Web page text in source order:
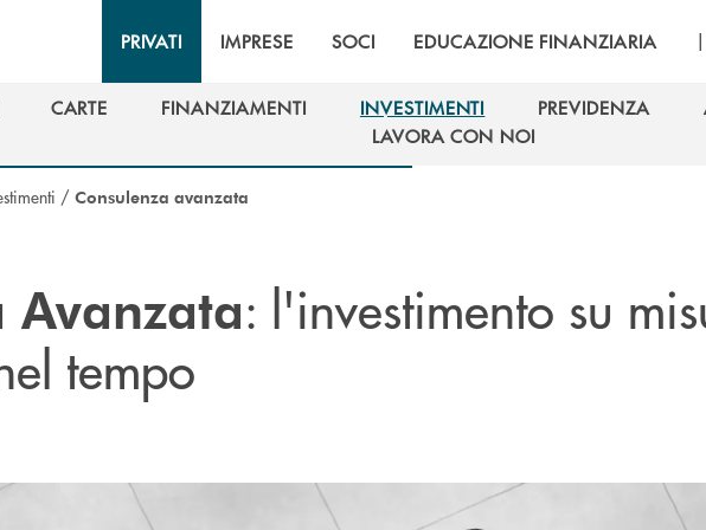
PRIVATI IMPRESE SOCI EDUCAZIONE FINANZIARIA |
CARTE
FINANZIAMENTI
INVESTIMENTI
INVESTIMENTI
PREVIDENZA
LAVORA CON NOI
LAVORA CON NOI
/ Consulenza avanzata
Avanzata: l'investimento su
tempo